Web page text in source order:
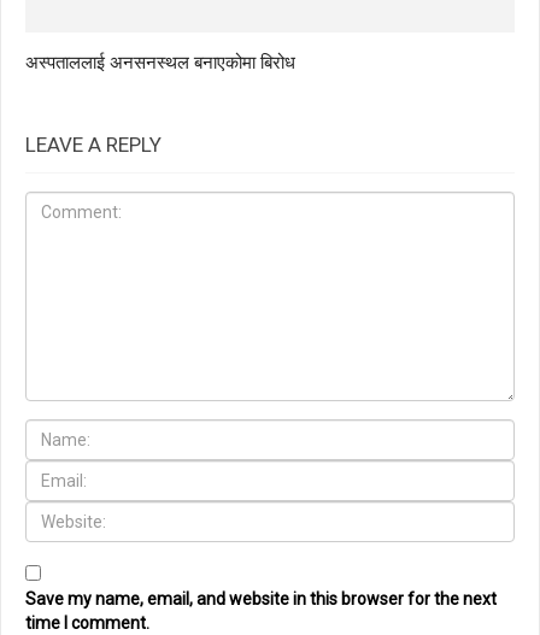
अस्पताललाई अनसनस्थल बनाएकोमा बिरोध
LEAVE A REPLY
Save my name, email, and website in this browser for the next
time I comment.